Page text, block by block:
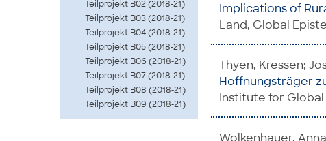
Teilprojekt B02 (2018-21)
Teilprojekt B03 (2018-21)
Teilprojekt B04 (2018-21)
Teilprojekt B05 (2018-21)
Teilprojekt B06 (2018-21)
Teilprojekt B07 (2018-21)
Teilprojekt B08 (2018-21)
Teilprojekt B09 (2018-21)
Implications of
Land, Global
Thyen, Kressen;
Hoffnungsträger
Institute for Global
Wolkenhauer,